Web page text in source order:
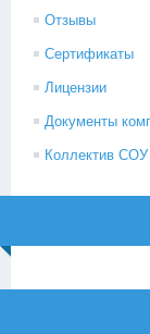
Отзывы
Сертификаты
Лицензии
Документы
Коллектив